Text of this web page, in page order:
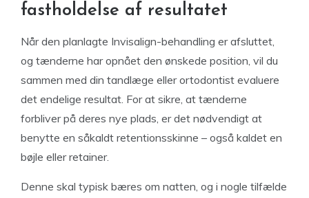
fastholdelse af resultatet
Når den planlagte Invisalign-behandling er afsluttet,
og tænderne har opnået den ønskede position, vil du
sammen med din tandlæge eller ortodontist evaluere
det endelige resultat. For at sikre, at tænderne
forbliver på deres nye plads, er det nødvendigt at
benytte en såkaldt retentionsskinne – også kaldet en
bøjle eller retainer.
Denne skal typisk bæres om natten, og i nogle tilfælde